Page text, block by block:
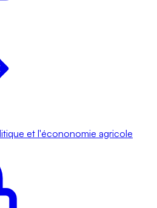
et l'écononomie agricole